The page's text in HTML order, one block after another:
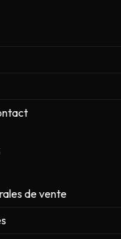
de vente